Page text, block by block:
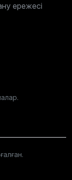
ережесі